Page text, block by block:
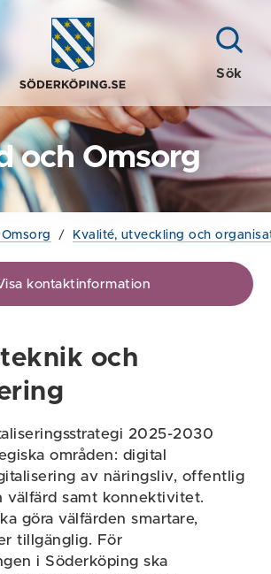
Sök
och Omsorg
/ Kvalité, utveckling och
kontaktinformation
och
2025-2030
områden: digital
av näringsliv, offentlig
välfärd samt konnektivitet.
göra välfärden smartare,
tillgänglig. För
i Söderköping ska